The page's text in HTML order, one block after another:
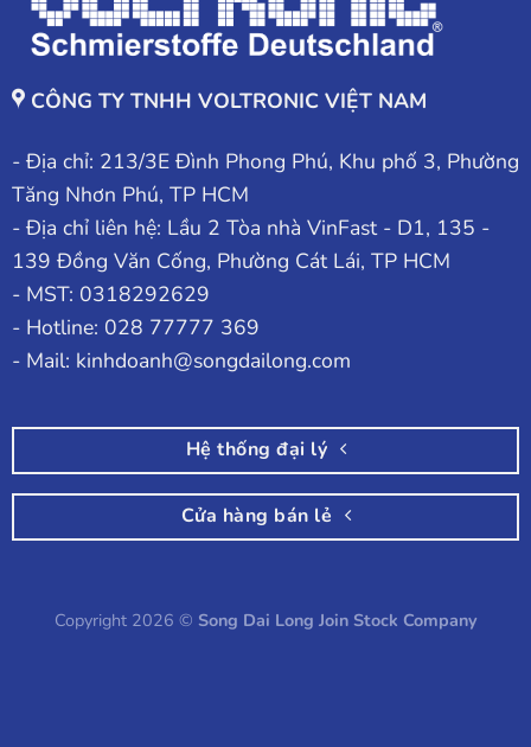
CÔNG TY TNHH VOLTRONIC VIỆT NAM
- Địa chỉ: 213/3E Đình Phong Phú, Khu phố 3, Phường
Tăng Nhơn Phú, TP HCM
- Địa chỉ liên hệ: Lầu 2 Tòa nhà VinFast - D1, 135 -
139 Đồng Văn Cống, Phường Cát Lái, TP HCM
- MST: 0318292629
- Hotline: 028 77777 369
- Mail: kinhdoanh@songdailong.com
Hệ thống đại lý
Cửa hàng bán lẻ
Copyright 2026 © Song Dai Long Join Stock Company